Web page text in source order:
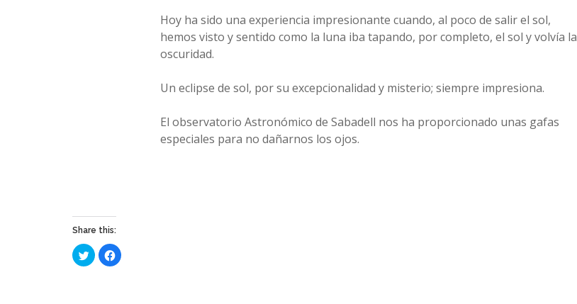
Hoy ha sido una experiencia impresionante cuando, al poco de salir el sol,
hemos visto y sentido como la luna iba tapando, por completo, el sol y volvía la
oscuridad.
Un eclipse de sol, por su excepcionalidad y misterio; siempre impresiona.
El observatorio Astronómico de Sabadell nos ha proporcionado unas gafas
especiales para no dañarnos los ojos.
Share this:
Haz
clic
para
Haz
clic